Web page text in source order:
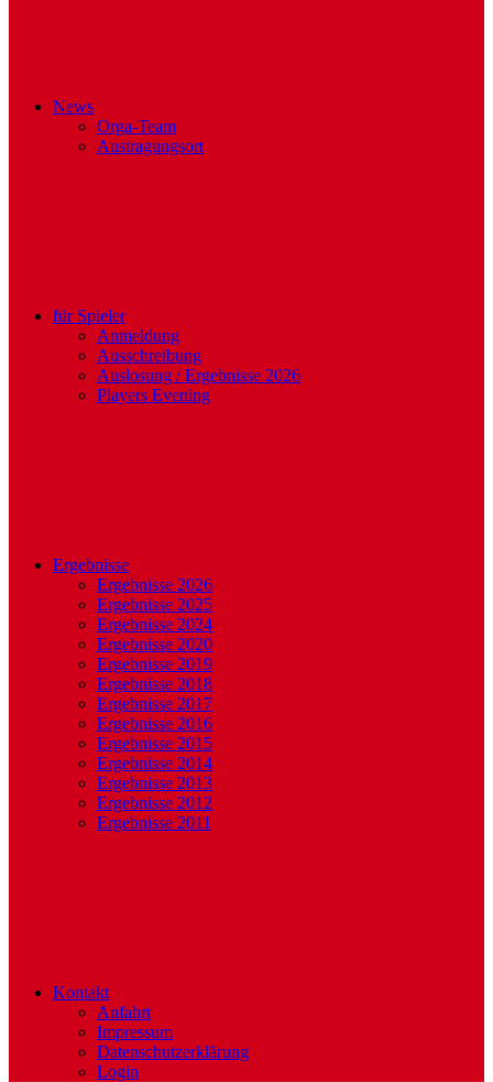
News
Orga-Team
Austragungsort
für Spieler
Anmeldung
Ausschreibung
Auslosung / Ergebnisse 2026
Players Evening
Ergebnisse
Ergebnisse 2026
Ergebnisse 2025
Ergebnisse 2024
Ergebnisse 2020
Ergebnisse 2019
Ergebnisse 2018
Ergebnisse 2017
Ergebnisse 2016
Ergebnisse 2015
Ergebnisse 2014
Ergebnisse 2013
Ergebnisse 2012
Ergebnisse 2011
Kontakt
Anfahrt
Impressum
Datenschutzerklärung
Login